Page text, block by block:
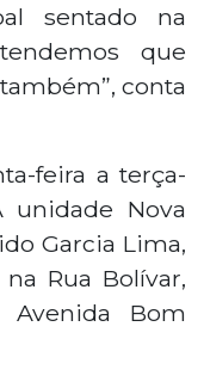
sentado na
que
conta
feira a terça-
unidade Nova
Garcia Lima,
Rua Bolívar,
Bom